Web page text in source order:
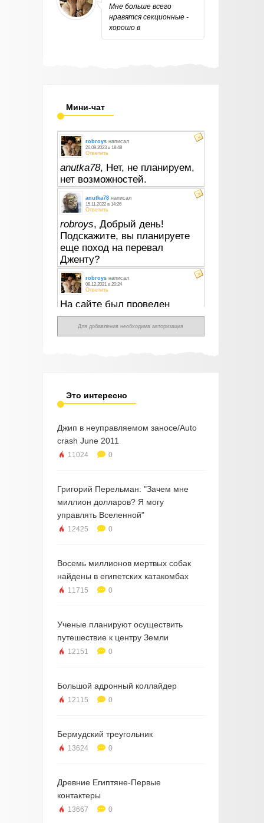
Мне больше всего
нравятся секционные -
хорошо в
Мини-чат
Для добавления необходима авторизация
Это интересно
Джип в неуправляемом заносе/Auto
crash June 2011
11024 0
Григорий Перельман: "Зачем мне
миллион долларов? Я могу
управлять Вселенной"
12425 0
Восемь миллионов мертвых собак
найдены в египетских катакомбах
11715 0
Ученые планируют осуществить
путешествие к центру Земли
12151 0
Большой адронный коллайдер
12115 0
Бермудский треугольник
13624 0
Древние Египтяне-Первые
контактеры
13667 0